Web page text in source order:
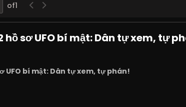
of1
hồ sơ UFO bí mật: Dân tự xem, tự
UFO bí mật: Dân tự xem, tự phán!